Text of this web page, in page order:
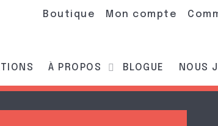
Boutique Mon compte
À PROPOS BLOGUE NOUS